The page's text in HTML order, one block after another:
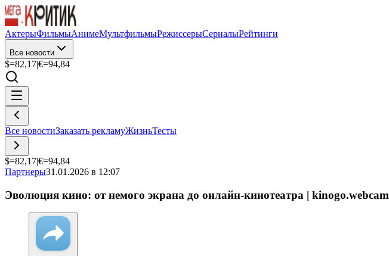
АктерыФильмыАнимеМультфильмыРежиссерыСериалыРейтинги
Все новости
$=82,17|€=94,84
Все новостиЗаказать рекламуЖизньТесты
$=82,17|€=94,84
Партнеры31.01.2026 в 12:07
Эволюция кино: от немого экрана до онлайн-кинотеатра | kinogo.webcam